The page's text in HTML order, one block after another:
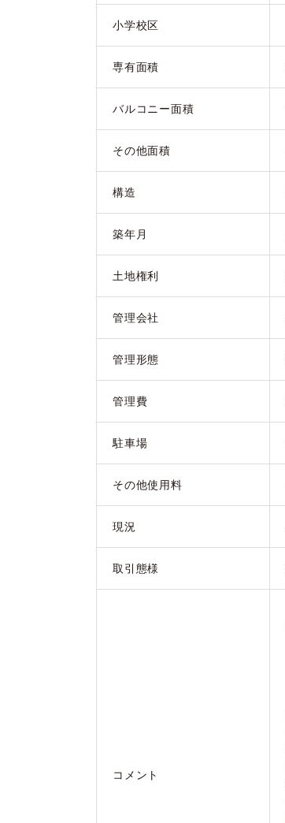
小学校区
専有面積
バルコニー面積
その他面積
構造
築年月
土地権利
管理会社
管理形態
管理費
駐車場
その他使用料
現況
取引態様
コメント